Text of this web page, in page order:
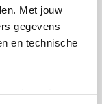
Met jouw
gegevens
en technische